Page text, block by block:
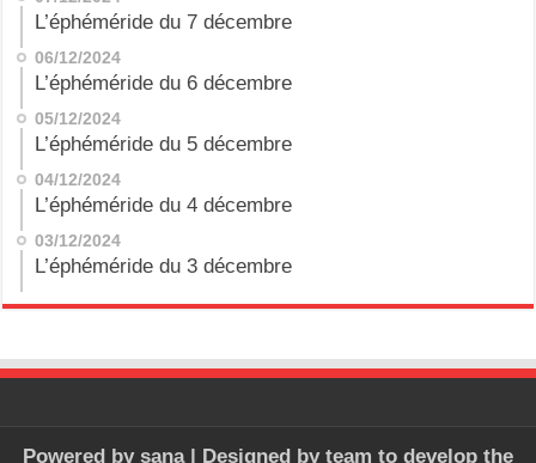
L’éphéméride du 7 décembre
06/12/2024
L’éphéméride du 6 décembre
05/12/2024
L’éphéméride du 5 décembre
04/12/2024
L’éphéméride du 4 décembre
03/12/2024
L’éphéméride du 3 décembre
Powered by sana| Designed by team to develop the